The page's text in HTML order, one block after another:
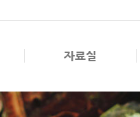
자료실